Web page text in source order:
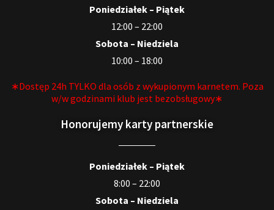
Poniedziałek – Piątek
12:00 – 22:00
Sobota – Niedziela
10:00 – 18:00
∗Dostęp 24h TYLKO dla osób z wykupionym karnetem. Poza
w/w godzinami klub jest bezobsługowy∗
Honorujemy karty partnerskie
Poniedziałek – Piątek
8:00 – 22:00
Sobota – Niedziela